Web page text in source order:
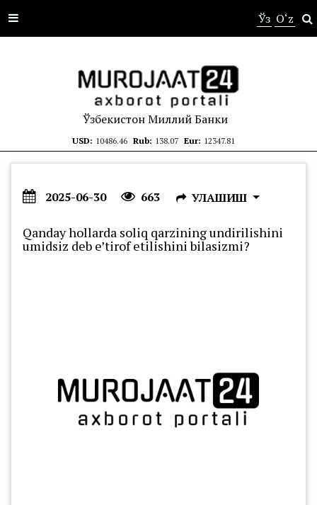
Ўз O‘z
Ўзбекистон Миллий Банки
USD: 10486.46 Rub: 138.07 Eur: 12347.81
2025-06-30 663 УЛАШИШ
Qanday hollarda soliq qarzining undirilishini
umidsiz deb e’tirof etilishini bilasizmi?